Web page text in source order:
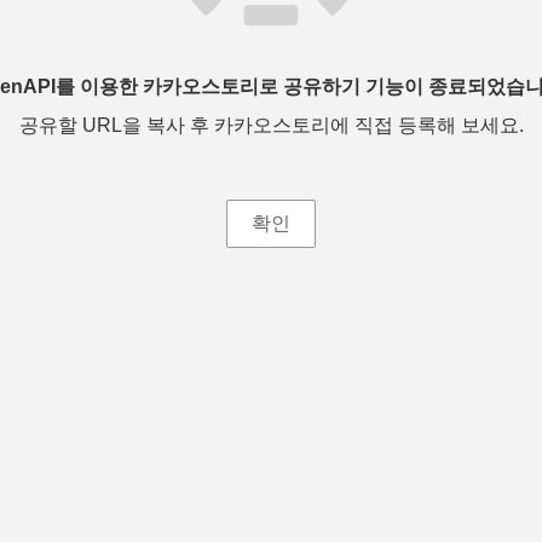
를 이용한 카카오스토리로 공유하기 기능이 종료되었습
공유할 URL을 복사 후 카카오스토리에 직접 등록해 보세요.
확인